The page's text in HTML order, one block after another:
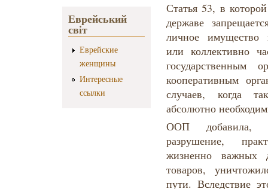
Еврейський
світ
Еврейские
женщины
Интересные
ссылки
Статья 53, в
державе
личное имущество
или коллективно
государственным
кооперативным
случаев, когда
абсолютно
ООП добавила,
разрушение,
жизненно важных
товаров,
пути. Вследствие